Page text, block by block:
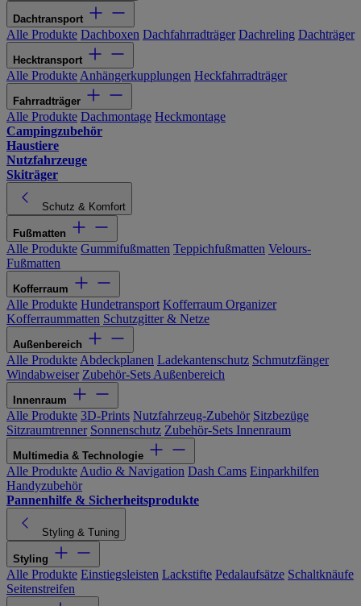
Dachtransport
Alle Produkte Dachboxen Dachfahrradträger Dachreling Dachträger
Hecktransport
Alle Produkte Anhängerkupplungen Heckfahrradträger
Fahrradträger
Alle Produkte Dachmontage Heckmontage
Campingzubehör
Haustiere
Nutzfahrzeuge
Skiträger
Schutz & Komfort
Fußmatten
Alle Produkte Gummifußmatten Teppichfußmatten Velours-
Fußmatten
Kofferraum
Alle Produkte Hundetransport Kofferraum Organizer
Kofferraummatten Schutzgitter & Netze
Außenbereich
Alle Produkte Abdeckplanen Ladekantenschutz Schmutzfänger
Windabweiser Zubehör-Sets Außenbereich
Innenraum
Alle Produkte 3D-Prints Nutzfahrzeug-Zubehör Sitzbezüge
Sitzraumtrenner Sonnenschutz Zubehör-Sets Innenraum
Multimedia & Technologie
Alle Produkte Audio & Navigation Dash Cams Einparkhilfen
Handyzubehör
Pannenhilfe & Sicherheitsprodukte
Styling & Tuning
Styling
Alle Produkte Einstiegsleisten Lackstifte Pedalaufsätze Schaltknäufe
Seitenstreifen